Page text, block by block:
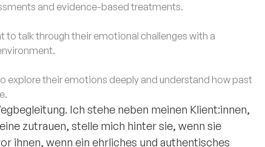
and evidence-based treatments.
talk through their emotional challenges with a
explore their emotions deeply and understand how past
Ich stehe neben meinen Klient:innen,
zutrauen, stelle mich hinter sie, wenn sie
ihnen, wenn ein ehrliches und authentisches